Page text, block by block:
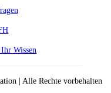
Wissen
| Alle Rechte vorbehalten